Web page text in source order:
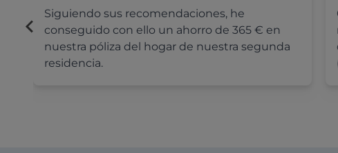
Siguiendo sus recomendaciones, he
conseguido con ello un ahorro de 365 € en
nuestra póliza del hogar de nuestra segunda
residencia.